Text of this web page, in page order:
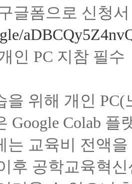
글폼으로 신청
인 PC 지참 필수
을 위해 개인 PC(
Google Colab
는 교육비 전액
후 공학교육혁